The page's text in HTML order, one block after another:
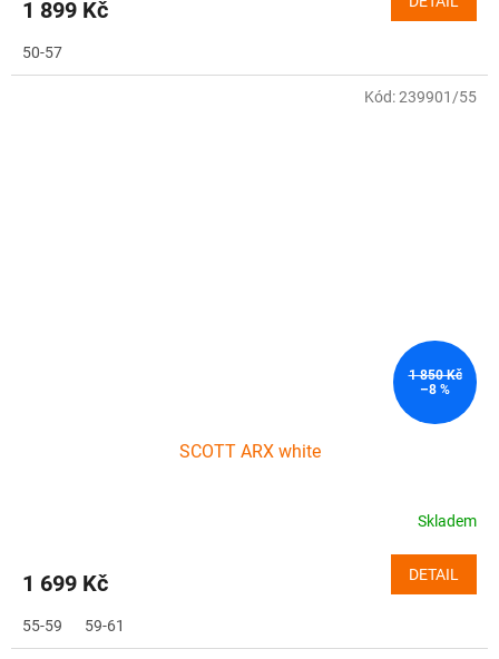
1 899 Kč
50-57
1 850 Kč
–8 %
SCOTT ARX white
Skladem
1 699 Kč DETAIL
55-59 59-61
Kód:239901/55